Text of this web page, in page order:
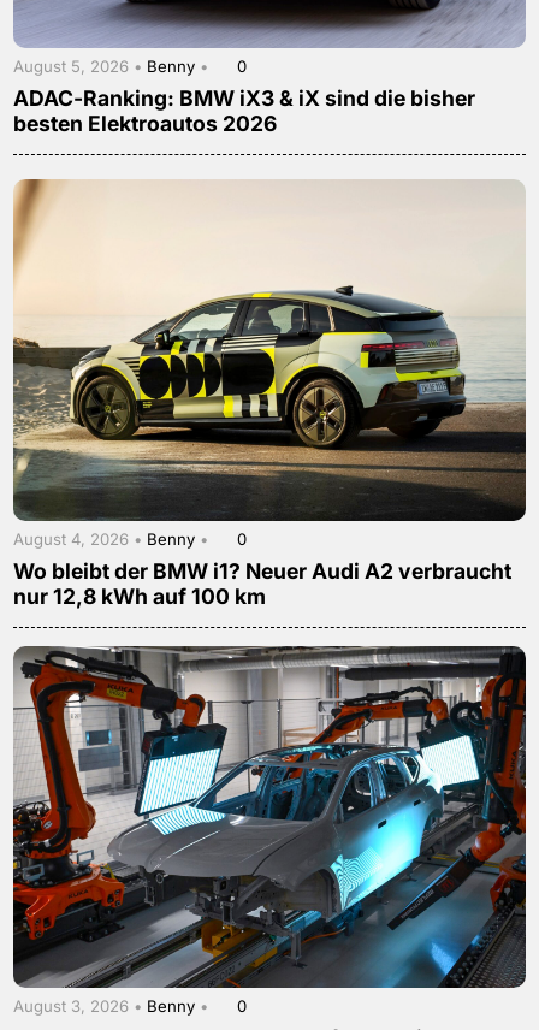
August 5, 2026 • Benny • 0
ADAC-Ranking: BMW iX3 & iX sind die bisher
besten Elektroautos 2026
August 4, 2026 • Benny • 0
Wo bleibt der BMW i1? Neuer Audi A2 verbraucht
nur 12,8 kWh auf 100 km
August 3, 2026 • Benny • 0